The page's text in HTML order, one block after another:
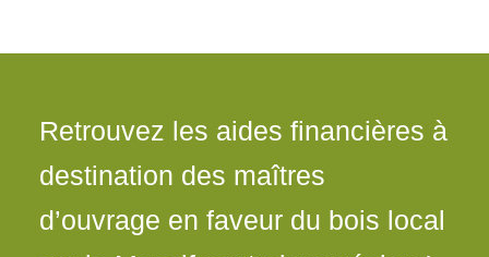
Retrouvez les aides financières à
destination des maîtres
d’ouvrage en faveur du bois local